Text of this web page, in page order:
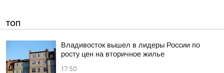
ТОП
Владивосток вышел в лидеры России по
росту цен на вторичное жилье
17:50